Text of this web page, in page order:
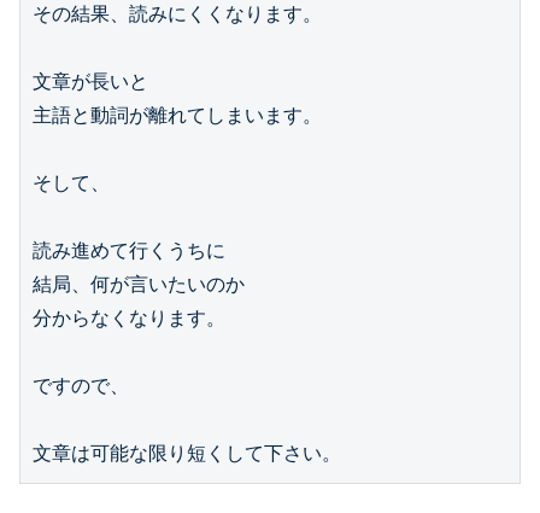
その結果、読みにくくなります。
文章が長いと
主語と動詞が離れてしまいます。
そして、
読み進めて行くうちに
結局、何が言いたいのか
分からなくなります。
ですので、